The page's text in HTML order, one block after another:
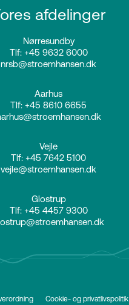
afdelinger
Nørresundby
Tlf: +45 9632 6000
nrsb@stroemhansen.dk
Aarhus
Tlf: +45 8610 6655
Vejle
Tlf: +45 7642 5100
vejle@stroemhansen.dk
Glostrup
Tlf: +45 4457 9300
Cookie- og privatlivspolitik